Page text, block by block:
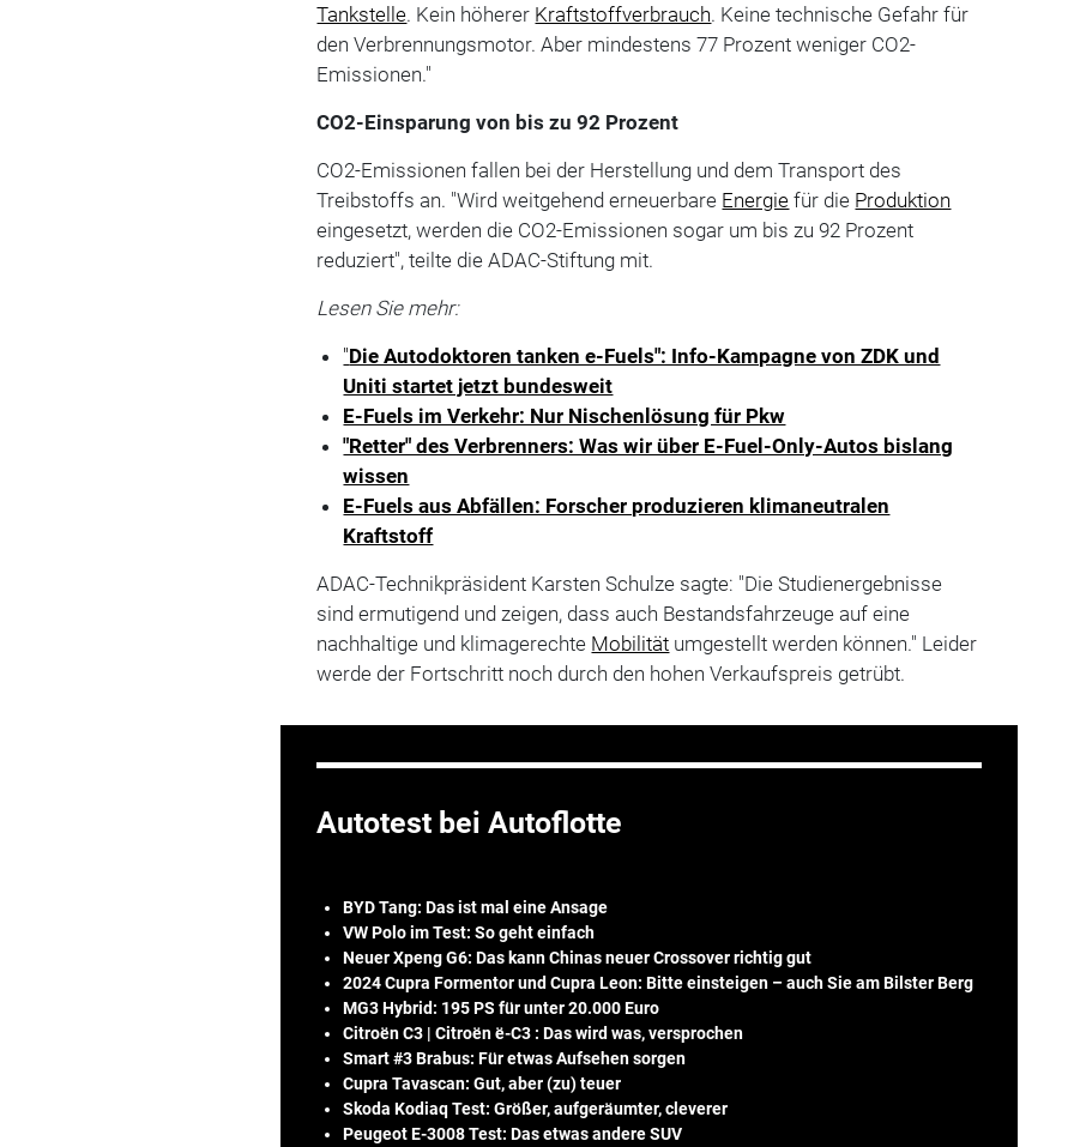
Tankstelle. Kein höherer Kraftstoffverbrauch. Keine technische Gefahr für
den Verbrennungsmotor. Aber mindestens 77 Prozent weniger CO2-
Emissionen."
CO2-Einsparung von bis zu 92 Prozent
CO2-Emissionen fallen bei der Herstellung und dem Transport des
Treibstoffs an. "Wird weitgehend erneuerbare Energie für die Produktion
eingesetzt, werden die CO2-Emissionen sogar um bis zu 92 Prozent
reduziert", teilte die ADAC-Stiftung mit.
Lesen Sie mehr:
"Die Autodoktoren tanken e-Fuels": Info-Kampagne von ZDK und
Uniti startet jetzt bundesweit
E-Fuels im Verkehr: Nur Nischenlösung für Pkw
"Retter" des Verbrenners: Was wir über E-Fuel-Only-Autos bislang
wissen
E-Fuels aus Abfällen: Forscher produzieren klimaneutralen
Kraftstoff
ADAC-Technikpräsident Karsten Schulze sagte: "Die Studienergebnisse
sind ermutigend und zeigen, dass auch Bestandsfahrzeuge auf eine
nachhaltige und klimagerechte Mobilität umgestellt werden können." Leider
werde der Fortschritt noch durch den hohen Verkaufspreis getrübt.
Autotest bei Autoflotte
BYD Tang: Das ist mal eine Ansage
VW Polo im Test: So geht einfach
Neuer Xpeng G6: Das kann Chinas neuer Crossover richtig gut
2024 Cupra Formentor und Cupra Leon: Bitte einsteigen – auch Sie am Bilster Berg
MG3 Hybrid: 195 PS für unter 20.000 Euro
Citroën C3 | Citroën ë-C3 : Das wird was, versprochen
Smart #3 Brabus: Für etwas Aufsehen sorgen
Cupra Tavascan: Gut, aber (zu) teuer
Skoda Kodiaq Test: Größer, aufgeräumter, cleverer
Peugeot E-3008 Test: Das etwas andere SUV